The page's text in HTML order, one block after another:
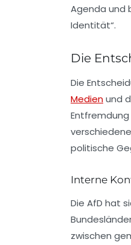
Agenda und
Identität“.
Die
Die
Medienund
politische
Interne
Die AfD hat
zwischen